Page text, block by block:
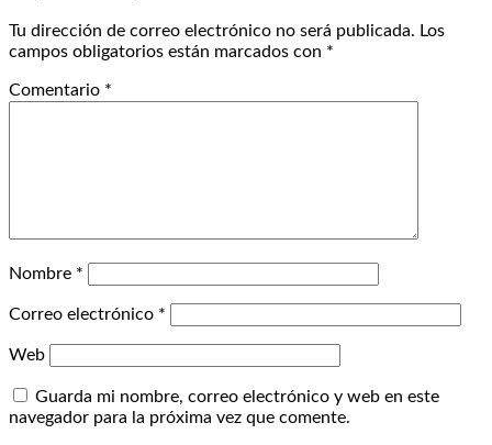
Tu dirección de correo electrónico no será publicada. Los
campos obligatorios están marcados con *
Comentario *
Nombre *
Correo electrónico *
Web
Guarda mi nombre, correo electrónico y web en este
navegador para la próxima vez que comente.